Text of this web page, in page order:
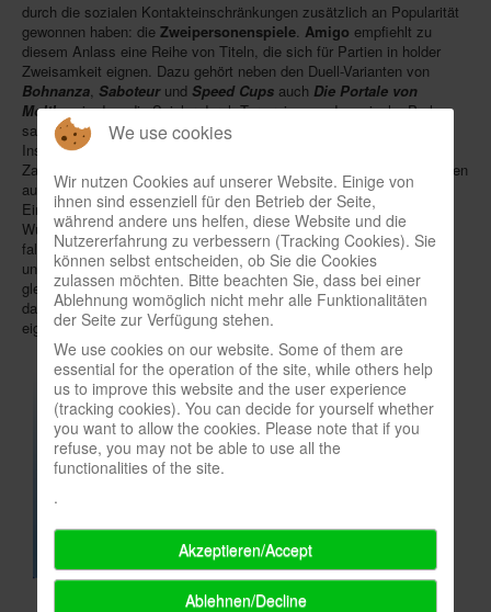
In eigener Sache-On our own behalf
Archivierte Meldungen-News archive
durch die sozialen Kontakteinschränkungen zusätzlich an Popularität
gewonnen haben: die Zweipersonenspiele. Amigo empfiehlt zu
diesem Anlass eine Reihe von Titeln, die sich für Partien in holder
Zweisamkeit eignen. Dazu gehört neben den Duell-Varianten von
Bohnanza, Saboteur und Speed Cups auch Die Portale von
Molthar, in dem die Spieler durch Tore reisen und magische Perlen
sammeln, um damit Fantasiewesen zu erwerben; wer zuerst zwölf
Insignien der Macht erspielt hat, gewinnt.
Zahlenreihen anzulegen, wobei jede Reihe unterschiedlich viele Karten
aufnimmt; eine "X"-Reihe schützt die eigenen Karten vor der
Einmischung rabiater "Hornochsen". BeiChili Dicebekommen
Würfelergebnisse einen Gewürz-Kick, wenn die roten Chili-Seiten
fallen; hier liegt vorn, wer mit 30 Würfen die besten Resultate erzielt
und obendrein Aufgaben erfüllt.Unter Spannungsetzt das
gleichnamige Spiel zwei Kontrahenten, die versuchen, schneller als
das Gegenüber Zahlen zu addieren oder zu subtrahieren, um die
eigenen Karten loszuwerden.
We use cookies
Wir nutzen Cookies auf unserer Website. Einige von
ihnen sind essenziell für den Betrieb der Seite,
während andere uns helfen, diese Website und die
Nutzererfahrung zu verbessern (Tracking Cookies). Sie
können selbst entscheiden, ob Sie die Cookies
zulassen möchten. Bitte beachten Sie, dass bei einer
Ablehnung womöglich nicht mehr alle Funktionalitäten
der Seite zur Verfügung stehen.
We use cookies on our website. Some of them are
essential for the operation of the site, while others help
us to improve this website and the user experience
(tracking cookies). You can decide for yourself whether
you want to allow the cookies. Please note that if you
refuse, you may not be able to use all the
functionalities of the site.
.
Akzeptieren/Accept
Ablehnen/Decline